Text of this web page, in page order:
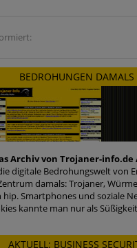
BEDROHUNGEN DAMALS
Archiv von Trojaner-info.de
digitale Bedrohungswelt von
damals: Trojaner,
hip. Smartphones und soziale
kannte man nur als
AKTUELL: BUSINESS